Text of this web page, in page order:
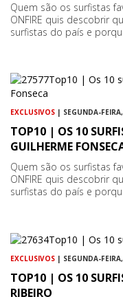
Quem são os surfistas
ONFIRE quis descobrir
surfistas do país e
EXCLUSIVOS | SEGUNDA-
TOP10 | OS 10
GUILHERME
Quem são os surfistas
ONFIRE quis descobrir
surfistas do país e
EXCLUSIVOS | SEGUNDA-
TOP10 | OS 10
RIBEIRO